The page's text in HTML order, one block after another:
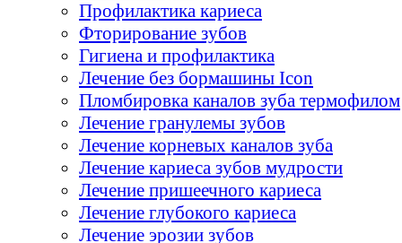
Профилактика кариеса
Фторирование зубов
Гигиена и профилактика
Лечение без бормашины Icon
Пломбировка каналов зуба термофилом
Лечение гранулемы зубов
Лечение корневых каналов зуба
Лечение кариеса зубов мудрости
Лечение пришеечного кариеса
Лечение глубокого кариеса
Лечение эрозии зубов